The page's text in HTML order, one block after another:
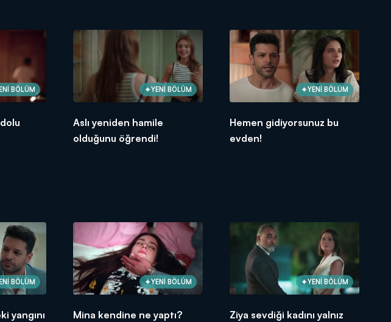
BÖLÜM YENİ BÖLÜM
Aslı yeniden hamile
olduğunu öğrendi!
YENİ BÖLÜM
Hemen gidiyorsunuz bu
evden!
BÖLÜM
yangını
YENİ BÖLÜM
Mina kendine ne yaptı?
YENİ BÖLÜM
Ziya sevdiği kadını yalnız